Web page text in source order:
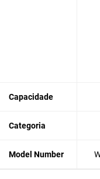
Capacidade
Categoria
Model Number